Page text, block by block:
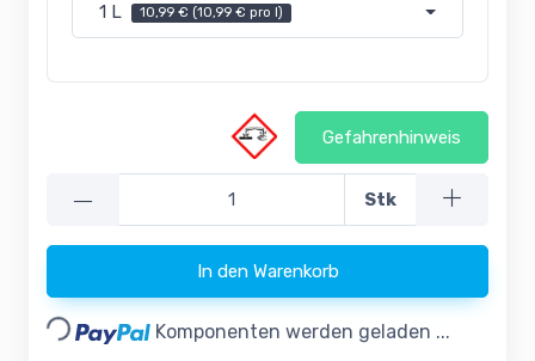
1 L 10,99 € (10,99 € pro l)
Gefahrenhinweis
— Stk
In den Warenkorb
Loading... Komponenten werden geladen ...